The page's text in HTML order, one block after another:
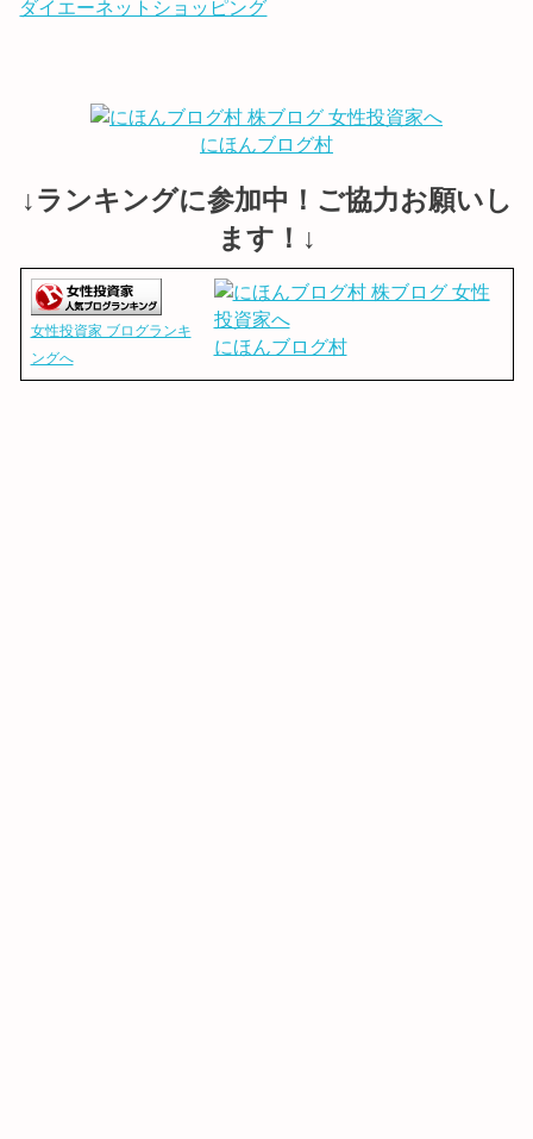
ダイエーネットショッピング
にほんブログ村
↓ランキングに参加中！ご協力お願いし
ます！↓
女性投資家 ブログランキ
ングへ
にほんブログ村